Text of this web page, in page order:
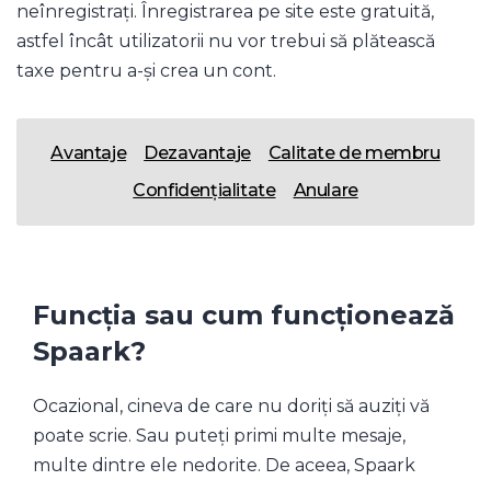
neînregistrați. Înregistrarea pe site este gratuită,
astfel încât utilizatorii nu vor trebui să plătească
taxe pentru a-și crea un cont.
Avantaje Dezavantaje
Calitate de membru
Confidențialitate
Anulare
Funcția sau cum funcționează
Spaark?
Ocazional, cineva de care nu doriți să auziți vă
poate scrie. Sau puteți primi multe mesaje,
multe dintre ele nedorite. De aceea, Spaark